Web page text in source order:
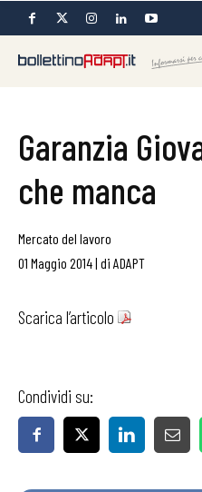
Garanzia
che manca
Mercato del lavoro
01 Maggio 2014| di ADAPT
Scarica l’articolo
Condividi su: